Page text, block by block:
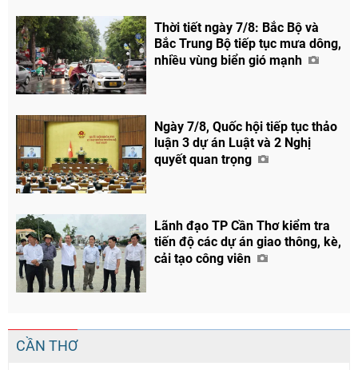
Thời tiết ngày 7/8: Bắc Bộ và
Bắc Trung Bộ tiếp tục mưa dông,
nhiều vùng biển gió mạnh
Ngày 7/8, Quốc hội tiếp tục thảo
luận 3 dự án Luật và 2 Nghị
quyết quan trọng
Lãnh đạo TP Cần Thơ kiểm tra
tiến độ các dự án giao thông, kè,
cải tạo công viên
CẦN THƠ